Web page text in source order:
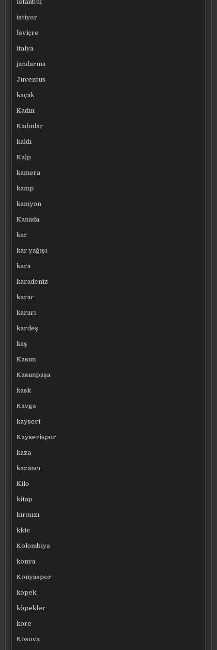
İstanbul
istiyor
İsviçre
italya
jandarma
Juventus
kaçak
Kadın
Kadınlar
kaldı
Kalp
kamera
kamp
kamyon
Kanada
kar
kar yağışı
kara
karadeniz
karar
kararı
kardeş
kaş
Kasım
Kasımpaşa
kask
Kavga
kayseri
Kayserispor
kaza
kazancı
Kilo
kitap
kırmızı
kktc
Kolombiya
konya
Konyaspor
köpek
köpekler
kore
Kosova